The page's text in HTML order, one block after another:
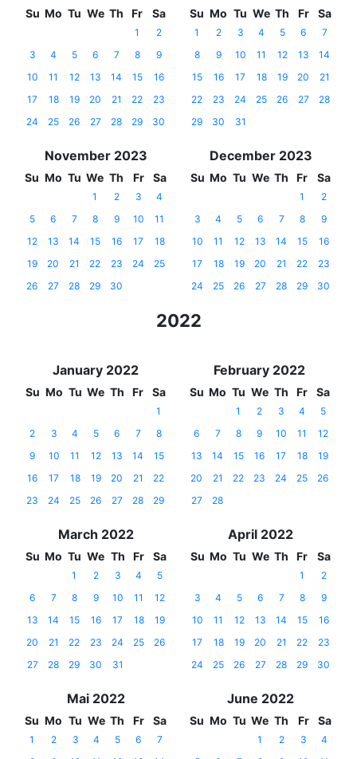
Su Mo Tu We Th Fr Sa
1
2
3
4 5 6 7 8
9
10
11 12 13 14 15
16
17
18 19 20 21 22
23
24
25 26 27 28 29 30
Su Mo Tu We Th Fr Sa
1 2 3 4 5 6
7
8
9 10 11 12 13
14
15
16 17 18 19 20
21
22
23 24 25 26 27
28
29
30 31
November 2023
Su Mo Tu We Th Fr Sa
1 2 3
4
5
6 7 8 9 10
11
12
13 14 15 16 17
18
19
20 21 22 23 24
25
26
27 28 29 30
December 2023
Su Mo Tu We Th Fr Sa
1
2
3
4 5 6 7 8
9
10
11 12 13 14 15
16
17
18 19 20 21 22
23
24
25 26 27 28 29 30
2022
January 2022
Su Mo Tu We Th Fr Sa
1
2
3 4 5 6 7
8
9
10 11 12 13 14
15
16
17 18 19 20 21
22
23
24 25 26 27 28 29
February 2022
Su Mo Tu We Th Fr Sa
1 2 3 4
5
6
7 8 9 10 11
12
13
14 15 16 17 18
19
20
21 22 23 24 25
26
27
28
March 2022
Su Mo Tu We Th Fr Sa
1 2 3 4
5
6
7 8 9 10 11
12
13
14 15 16 17 18
19
20
21 22 23 24 25
26
27
28 29 30 31
April 2022
Su Mo Tu We Th Fr Sa
1
2
3
4 5 6 7 8
9
10
11 12 13 14 15
16
17
18 19 20 21 22
23
24
25 26 27 28 29 30
Mai 2022
Su Mo Tu We Th Fr Sa
1 2 3 4 5 6
7
June 2022
Su Mo Tu We Th Fr Sa
1 2 3
4